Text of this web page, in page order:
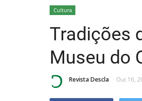
Cultura
Tradições
Museu do
Revista Descla Out 16,